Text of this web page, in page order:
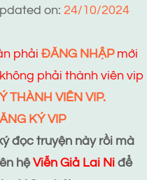
on: 24/10/2024
phải ĐĂNG NHẬPmới
phải thành viên vip
THÀNH VIÊN VIP.
KÝ VIP
đọc truyện này rồi mà
hệViễn Giả Lai Ni để